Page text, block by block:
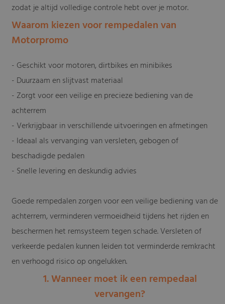
zodat je altijd volledige controle hebt over je motor.
Waarom kiezen voor rempedalen van
Motorpromo
- Geschikt voor motoren, dirtbikes en minibikes
- Duurzaam en slijtvast materiaal
- Zorgt voor een veilige en precieze bediening van de
achterrem
- Verkrijgbaar in verschillende uitvoeringen en afmetingen
- Ideaal als vervanging van versleten, gebogen of
beschadigde pedalen
- Snelle levering en deskundig advies
Goede rempedalen zorgen voor een veilige bediening van de
achterrem, verminderen vermoeidheid tijdens het rijden en
beschermen het remsysteem tegen schade. Versleten of
verkeerde pedalen kunnen leiden tot verminderde remkracht
en verhoogd risico op ongelukken.
1. Wanneer moet ik een rempedaal
vervangen?